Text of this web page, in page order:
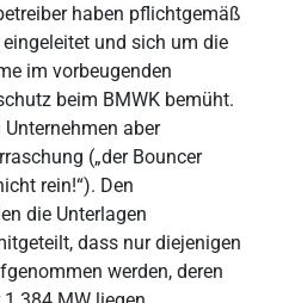
haben pflichtgemäß
und sich um die
im vorbeugenden
beim BMWK bemüht.
aber
(„der Bouncer
rein!“). Den
die Unterlagen
dass nur diejenigen
werden, deren